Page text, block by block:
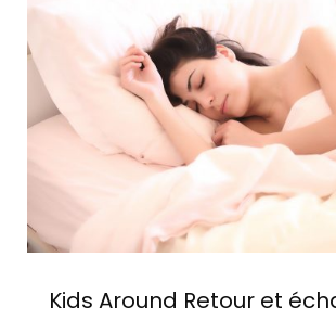
Kids Around Retour et